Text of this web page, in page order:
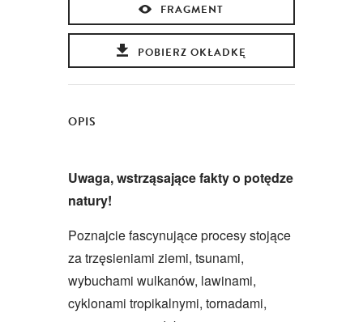
FRAGMENT
POBIERZ OKŁADKĘ
OPIS
Uwaga, wstrząsające fakty o potędze
natury!
Poznajcie fascynujące procesy stojące
za trzęsieniami ziemi, tsunami,
wybuchami wulkanów, lawinami,
cyklonami tropikalnymi, tornadami,